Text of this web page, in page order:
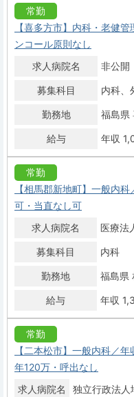
常勤
【喜多方市】内科・老健
ンコール原則なし
求人病院名
非公開
募集科目 内科
勤務地 福島県
給与 年収
常勤
【相馬郡新地町】一般内
可・当直なし可
求人病院名
医療法
募集科目 内科
勤務地 福島県
給与 年収
常勤
【二本松市】一般内科／
年120万・呼出なし
求人病院名
独立行政法人